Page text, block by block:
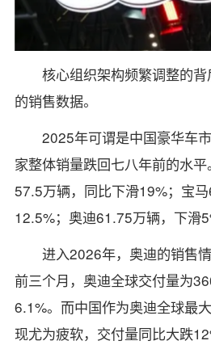
核心组织架构频繁调整的
的销售数据。
2025年可谓是中国豪华车
家整体销量跌回七八年前的水
57.5万辆，同比下滑19%；宝
12.5%；奥迪61.75万辆，下滑
进入2026年，奥迪的销售
前三个月，奥迪全球交付量为
6.1%。而中国作为奥迪全球最
现尤为疲软，交付量同比大跌